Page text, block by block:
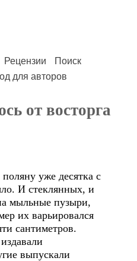
Рецензии
Поиск
для авторов
от восторга
уже десятка с
И стеклянных, и
мыльные пузыри,
их варьировался
сантиметров.
выпускали